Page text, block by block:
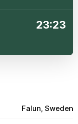
23:23
Falun, Sweden